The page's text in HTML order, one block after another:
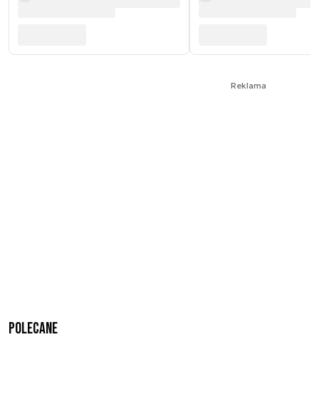
Reklama
Polecane